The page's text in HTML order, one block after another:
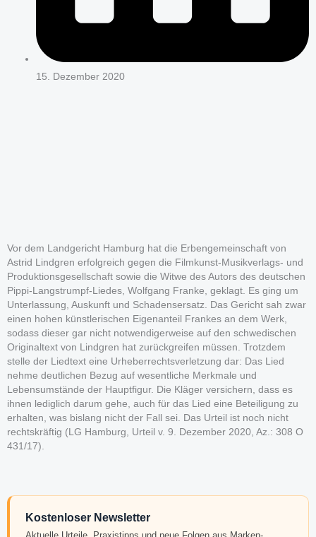
15. Dezember 2020
Vor dem Landgericht Hamburg hat die Erbengemeinschaft von
Astrid Lindgren erfolgreich gegen die Filmkunst-Musikverlags- und
Produktionsgesellschaft sowie die Witwe des Autors des deutschen
Pippi-Langstrumpf-Liedes, Wolfgang Franke, geklagt. Es ging um
Unterlassung, Auskunft und Schadensersatz. Das Gericht sah zwar
einen hohen künstlerischen Eigenanteil Frankes an dem Werk,
sodass dieser gar nicht notwendigerweise auf den schwedischen
Originaltext von Lindgren hat zurückgreifen müssen. Trotzdem
stelle der Liedtext eine Urheberrechtsverletzung dar: Das Lied
nehme deutlichen Bezug auf wesentliche Merkmale und
Lebensumstände der Hauptfigur. Die Kläger versichern, dass es
ihnen lediglich darum gehe, auch für das Lied eine Beteiligung zu
erhalten, was bislang nicht der Fall sei. Das Urteil ist noch nicht
rechtskräftig (LG Hamburg, Urteil v. 9. Dezember 2020, Az.: 308 O
431/17).
Kostenloser Newsletter